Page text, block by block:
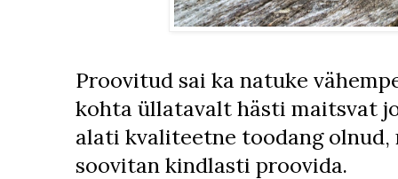
Proovitud sai ka natuke
kohta üllatavalt hästi maitsvat
alati kvaliteetne toodang
soovitan kindlasti proovida.